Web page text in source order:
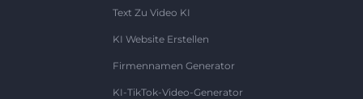
Text Zu Video KI
KI Website Erstellen
Firmennamen Generator
KI-TikTok-Video-Generator